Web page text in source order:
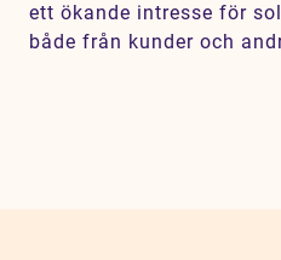
ett ökande intresse för
både från kunder och